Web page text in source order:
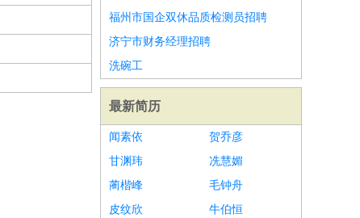
福州市国企双休品质检测员招聘
济宁市财务经理招聘
洗碗工
最新简历
闻素依
贺乔彦
甘渊玮
冼慧媚
蔺楷峰
毛钟舟
皮纹欣
牛伯恒